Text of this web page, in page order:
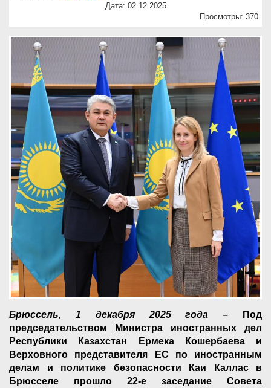
Дата: 02.12.2025
Просмотры: 370
Брюссель, 1 декабря 2025 года – Под
председательством Министра иностранных дел
Республики Казахстан Ермека Кошербаева и
Верховного представителя ЕС по иностранным
делам и политике безопасности Каи Каллас в
Брюсселе прошло 22-е заседание Совета